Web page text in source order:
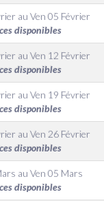
au Ven 05 Février
disponibles
au Ven 12 Février
disponibles
au Ven 19 Février
disponibles
au Ven 26 Février
disponibles
au Ven 05 Mars
disponibles